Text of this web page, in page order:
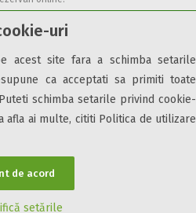
uri
acest site fara a schimba setarile
ca acceptati sa primiti toate
schimba setarile privind cookie-
afla ai multe, cititi Politica de utilizare
de acord
setările
Parteneri Cazare7